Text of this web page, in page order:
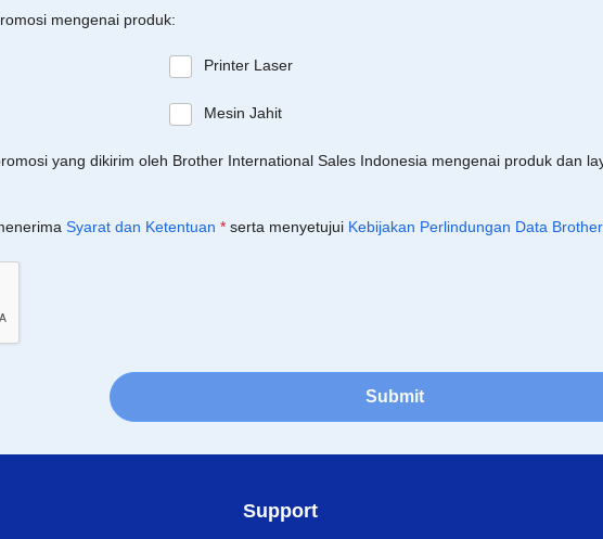
mengenai produk:
Printer Laser
Mesin Jahit
yang dikirim oleh Brother International Sales Indonesia mengenai produk dan
Syarat dan Ketentuan * serta menyetujui Kebijakan Perlindungan Data Brother.
Submit
Support